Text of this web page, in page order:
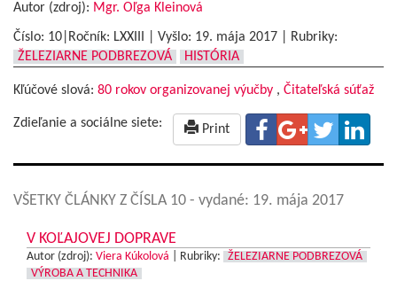
Autor (zdroj): Mgr. Oľga Kleinová
Číslo: 10|Ročník: LXXIII | Vyšlo: 19. mája 2017
Rubriky:
ŽELEZIARNE PODBREZOVÁ
HISTÓRIA
Kľúčové slová: 80 rokov organizovanej výučby , Čitateľská súťaž
Zdieľanie a sociálne siete: Print
VŠETKY ČLÁNKY Z ČÍSLA 10 - vydané: 19. mája 2017
V KOĽAJOVEJ DOPRAVE
Autor (zdroj): Viera Kúkolová Rubriky:
ŽELEZIARNE PODBREZOVÁ
VÝROBA A TECHNIKA